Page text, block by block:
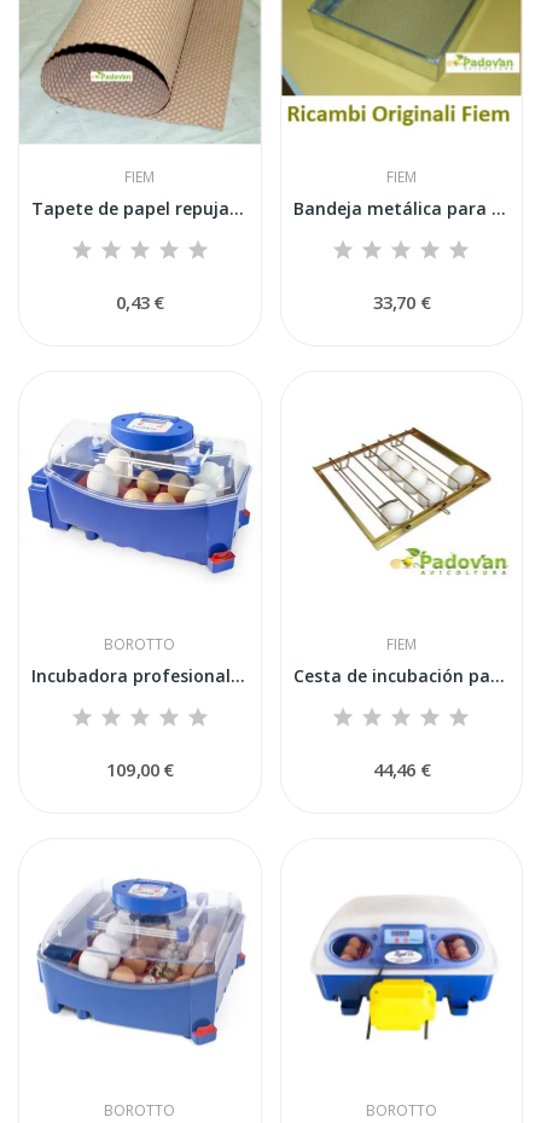
FIEM
Tapete de papel repujado Fiem de 30x40 cm para...
0,43 €
FIEM
Bandeja metálica para incubadora de 38x35 cm -...
33,70 €
BOROTTO
Incubadora profesional automática Borotto Lumia...
109,00 €
FIEM
Cesta de incubación para gansos 38x35 cm...
44,46 €
BOROTTO BOROTTO